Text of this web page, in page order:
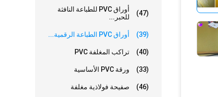
أوراق PVC للطباعة النافثة
للحبر...
(47)
أوراق PVC الطباعة الرقمية... (39)
تراكب المغلفة PVC (40)
ورقة PVC الأساسية (33)
صفيحة فولاذية مغلفة (46)